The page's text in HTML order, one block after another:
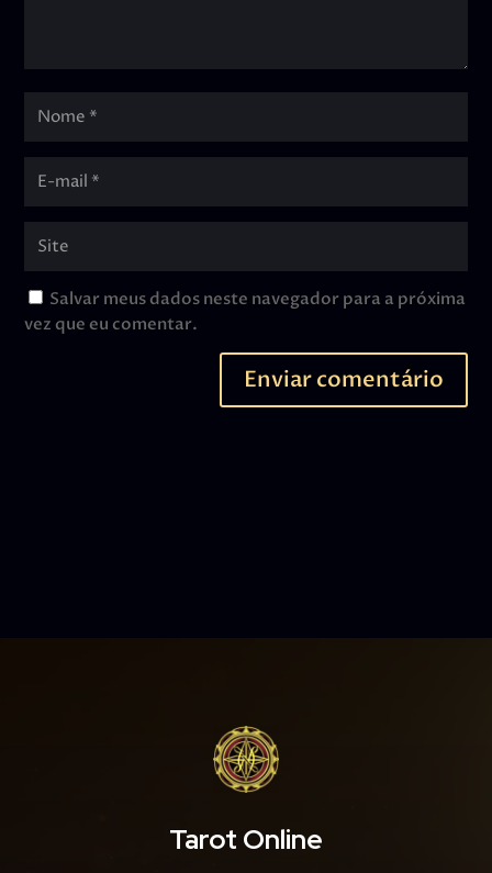
Salvar meus dados neste navegador para a próxima
vez que eu comentar.
Enviar comentário
Tarot Online